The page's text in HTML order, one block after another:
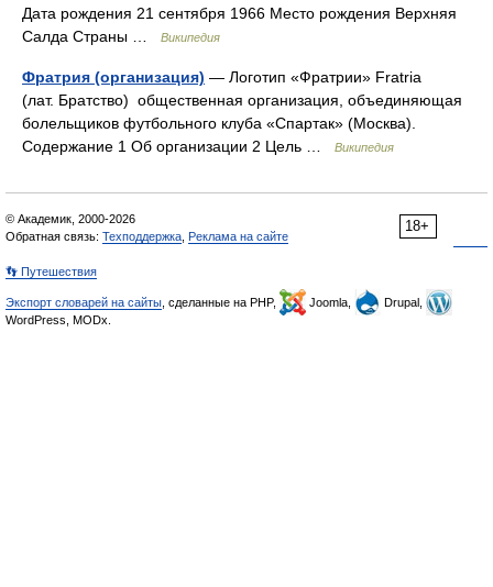
Дата рождения 21 сентября 1966 Место рождения Верхняя
Салда Страны …
Википедия
Фратрия (организация) — Логотип «Фратрии» Fratria
(лат. Братство) общественная организация, объединяющая
болельщиков футбольного клуба «Спартак» (Москва).
Содержание 1 Об организации 2 Цель …
Википедия
18+
© Академик, 2000-2026
Обратная связь: Техподдержка Реклама на сайте
👣 Путешествия
Экспорт словарей на сайты , сделанные на PHP, Joomla,
Drupal,
WordPress, MODx.